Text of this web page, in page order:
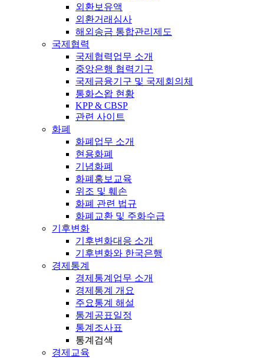
외환보유액
외환거래심사
해외송금 통합관리제도
국제협력
국제협력업무 소개
중앙은행 협력기구
국제금융기구 및 국제회의체
통화스왑 현황
KPP & CBSP
관련 사이트
화폐
화폐업무 소개
현용화폐
기념화폐
화폐홍보교육
위조 및 훼손
화폐 관련 법규
화폐교환 및 주화수급
기후변화
기후변화대응 소개
기후변화와 한국은행
경제통계
경제통계업무 소개
경제통계 개요
주요통계 해설
통계공표일정
통계조사표
통계검색
경제교육